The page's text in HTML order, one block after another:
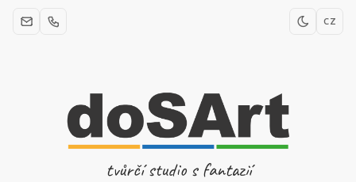
CZ
tvůrčí studio s fantazií